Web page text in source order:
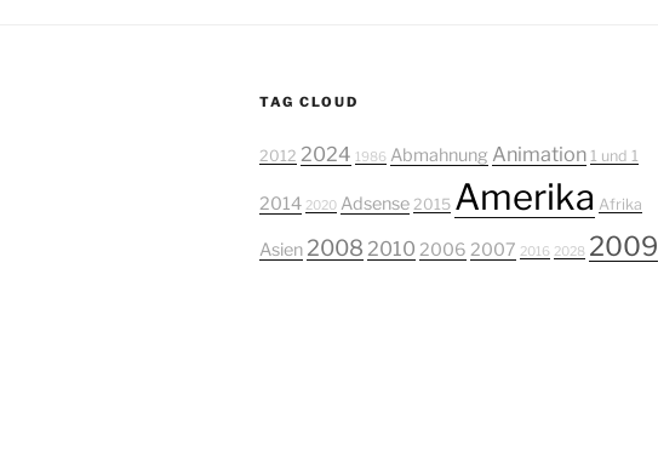
TAG CLOUD
2012 2024 1986 Abmahnung Animation 1 und 1
2014 2020 Adsense 2015 Amerika Afrika
Asien 2008 2010 2006 2007 2016 2028 2009